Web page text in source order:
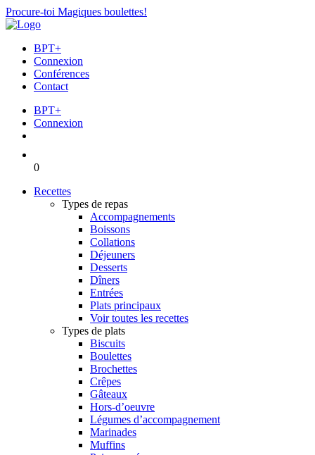
Procure-toi Magiques boulettes!
BPT+
Connexion
Conférences
Contact
BPT+
Connexion
0
Recettes
Types de repas
Accompagnements
Boissons
Collations
Déjeuners
Desserts
Dîners
Entrées
Plats principaux
Voir toutes les recettes
Types de plats
Biscuits
Boulettes
Brochettes
Crêpes
Gâteaux
Hors-d’oeuvre
Légumes d’accompagnement
Marinades
Muffins